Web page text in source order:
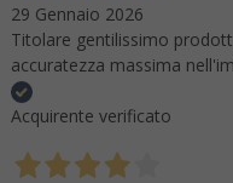
29 Gennaio 2026
Titolare gentilissimo
accuratezza massima
Acquirente verificato